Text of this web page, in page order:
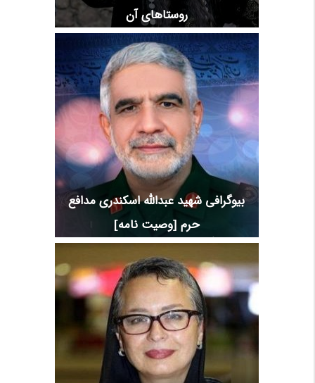
روستاهای آن
بیوگرافی شهید عبدالله اسکندری مدافع
حرم [وصیت نامه]